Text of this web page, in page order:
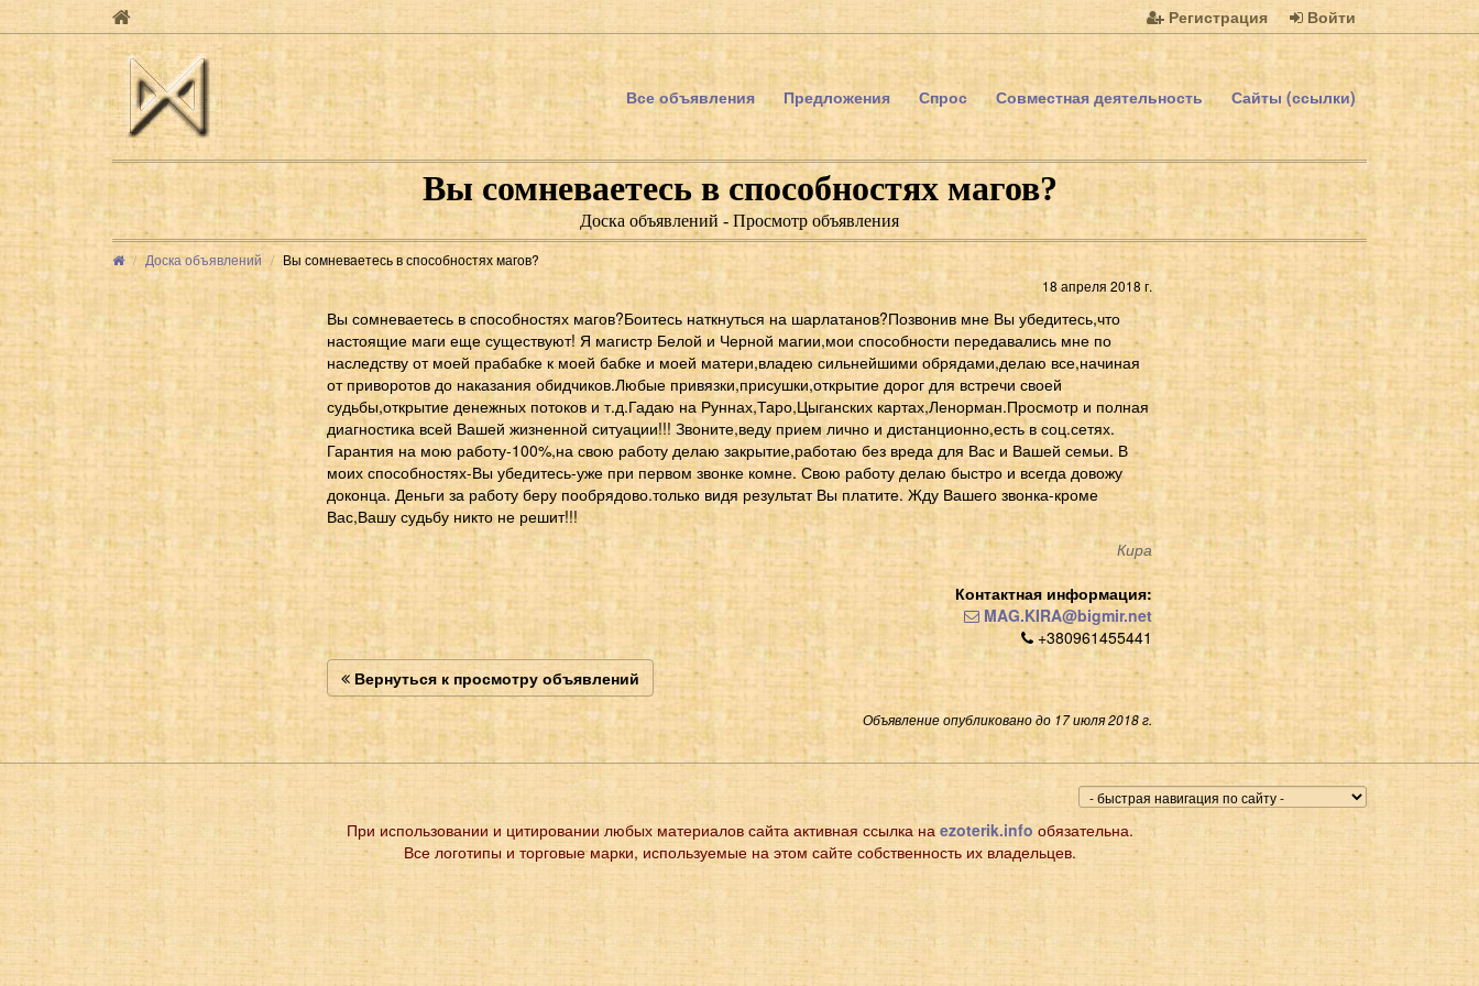
Регистрация Войти
Все объявления Предложения Спрос Совместная деятельность Сайты (ссылки)
Вы сомневаетесь в способностях магов?
Доска объявлений - Просмотр объявления
Доска объявлений
Вы сомневаетесь в способностях магов?
18 апреля 2018 г.
Вы сомневаетесь в способностях магов?Боитесь наткнуться на шарлатанов?Позвонив мне Вы убедитесь,что
настоящие маги еще существуют! Я магистр Белой и Черной магии,мои способности передавались мне по
наследству от моей прабабке к моей бабке и моей матери,владею сильнейшими обрядами,делаю все,начиная
от приворотов до наказания обидчиков.Любые привязки,присушки,открытие дорог для встречи своей
судьбы,открытие денежных потоков и т.д.Гадаю на Руннах,Таро,Цыганских картах,Ленорман.Просмотр и полная
диагностика всей Вашей жизненной ситуации!!! Звоните,веду прием лично и дистанционно,есть в соц.сетях.
Гарантия на мою работу-100%,на свою работу делаю закрытие,работаю без вреда для Вас и Вашей семьи. В
моих способностях-Вы убедитесь-уже при первом звонке комне. Свою работу делаю быстро и всегда довожу
доконца. Деньги за работу беру пообрядово.только видя результат Вы платите. Жду Вашего звонка-кроме
Вас,Вашу судьбу никто не решит!!!
Кира
Контактная информация:
MAG.KIRA@bigmir.net
+380961455441
Вернуться к просмотру объявлений
Объявление опубликовано до 17 июля 2018 г.
При использовании и цитировании любых материалов сайта активная ссылка на ezoterik.info обязательна.
Все логотипы и торговые марки, используемые на этом сайте собственность их владельцев.